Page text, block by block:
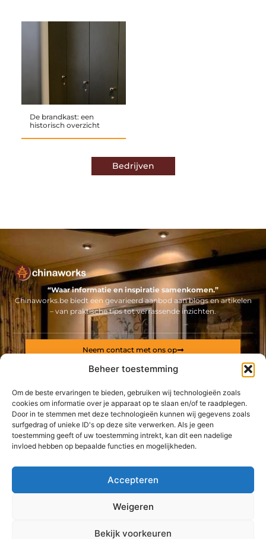
Beheer toestemming
Om de beste ervaringen te bieden, gebruiken wij technologieën zoals
cookies om informatie over je apparaat op te slaan en/of te raadplegen.
Door in te stemmen met deze technologieën kunnen wij gegevens zoals
surfgedrag of unieke ID's op deze site verwerken. Als je geen
toestemming geeft of uw toestemming intrekt, kan dit een nadelige
invloed hebben op bepaalde functies en mogelijkheden.
Accepteren
Weigeren
Bekijk voorkeuren
De brandkast: een
historisch overzicht
Bedrijven
“Waar informatie en inspiratie samenkomen.”
Chinaworks.be biedt een gevarieerd aanbod aan blogs en artikelen
– van praktische tips tot verrassende inzichten.
De best gelezen stukken op een rij
Waarom is een VPN onmisbaar in China?
Wat zijn de mogelijkheden van LED verlichting?
Boerderijen en stroom
Steigerverhuur voor uw gemoedsrust in Antwerpen
Neem contact met ons op